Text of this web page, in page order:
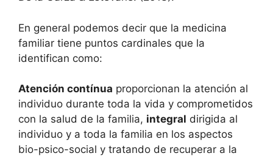
En general podemos decir que la medicina
familiar tiene puntos cardinales que la
identifican como:
Atención contínua proporcionan la atención al
individuo durante toda la vida y comprometidos
con la salud de la familia, integral dirigida al
individuo y a toda la familia en los aspectos
bio-psico-social y tratando de recuperar a la